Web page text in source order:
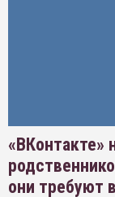
«ВКонтакте»
они требуют